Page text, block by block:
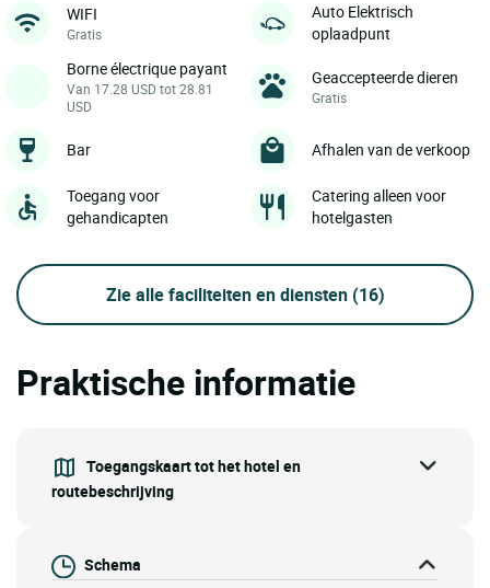
WIFI
Gratis
Auto Elektrisch
oplaadpunt
Borne électrique payant
Van 17.28 USD tot 28.81
USD
Geaccepteerde dieren
Gratis
Bar Afhalen van de verkoop
Toegang voor
gehandicapten
Catering alleen voor
hotelgasten
Zie alle faciliteiten en diensten (16)
Praktische informatie
Toegangskaart tot het hotel en
routebeschrijving
Schema